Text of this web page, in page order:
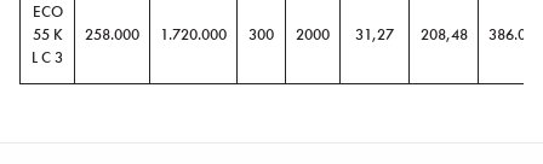
ECO
55 K
L C 3
258.000 1.720.000 300 2000 31,27 208,48 386.000